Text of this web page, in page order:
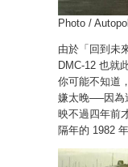
Photo /
由於「回到未
DMC-12 也就
你可能不知道
嫌太晚──因為
映不過四年前
隔年的 1982